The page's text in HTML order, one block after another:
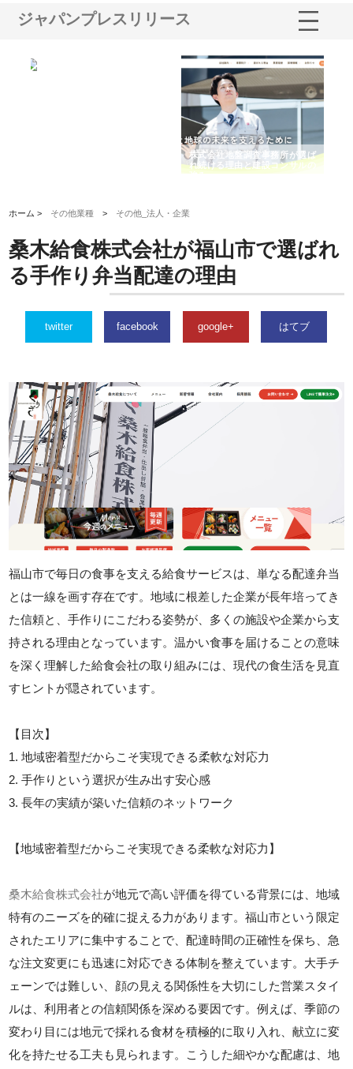
ジャパンプレスリリース
株式会社地盤調査事務所が選ば
れ続ける理由と建設コンサルの
強み
ホーム > その他業種 > その他_法人・企業
桑木給食株式会社が福山市で選ばれ
る手作り弁当配達の理由
twitter facebook google+ はてブ
福山市で毎日の食事を支える給食サービスは、単なる配達弁当
とは一線を画す存在です。地域に根差した企業が長年培ってき
た信頼と、手作りにこだわる姿勢が、多くの施設や企業から支
持される理由となっています。温かい食事を届けることの意味
を深く理解した給食会社の取り組みには、現代の食生活を見直
すヒントが隠されています。
【目次】
1. 地域密着型だからこそ実現できる柔軟な対応力
2. 手作りという選択が生み出す安心感
3. 長年の実績が築いた信頼のネットワーク
【地域密着型だからこそ実現できる柔軟な対応力】
桑木給食株式会社が地元で高い評価を得ている背景には、地域
特有のニーズを的確に捉える力があります。福山市という限定
されたエリアに集中することで、配達時間の正確性を保ち、急
な注文変更にも迅速に対応できる体制を整えています。大手チ
ェーンでは難しい、顔の見える関係性を大切にした営業スタイ
ルは、利用者との信頼関係を深める要因です。例えば、季節の
変わり目には地元で採れる食材を積極的に取り入れ、献立に変
化を持たせる工夫も見られます。こうした細やかな配慮は、地